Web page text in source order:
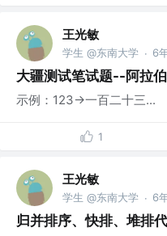
王光敏
学生 @东南大学 · 6
大疆测试笔试题--阿拉
示例：123->一百二十三...
1
王光敏
学生 @东南大学 · 6
归并排序、快排、堆排